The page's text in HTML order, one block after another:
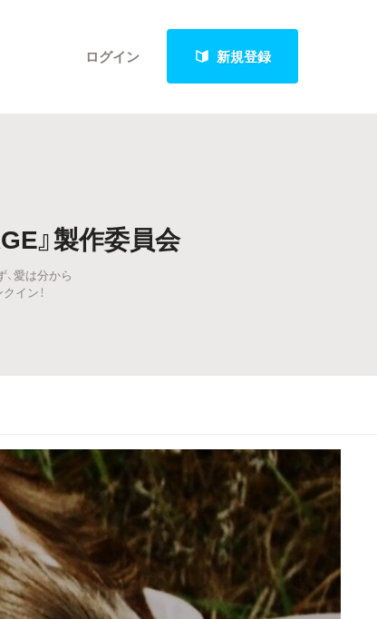
ログイン 新規登録
新進捗報告から探す
』製作委員会
愛は分から
イン！